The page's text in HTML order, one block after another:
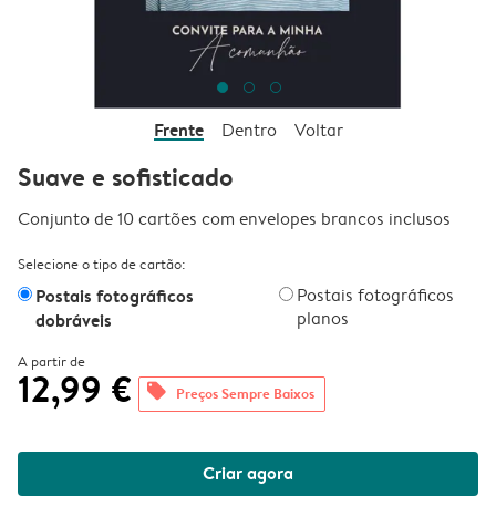
Frente Dentro Voltar
Suave e sofisticado
Conjunto de 10 cartões com envelopes brancos inclusos
Selecione o tipo de cartão:
Postais fotográficos
dobráveis
Postais fotográficos
planos
A partir de
12,99 € offers Preços Sempre Baixos
Criar agora